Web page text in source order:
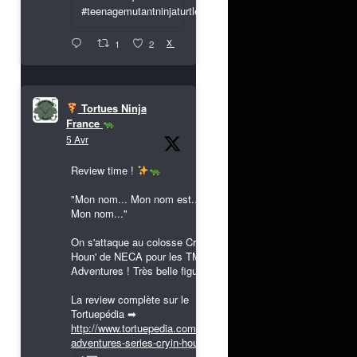
#teenagemutantninjaturtles
1 2 X
Tortues Ninja
France
5 Avr
Review time !
"Mon nom... Mon nom est...
Mon nom..."
On s'attaque au colosse Cryin'
Houn' de NECA pour les TMNT
Adventures ! Très belle figurine !
La review complète sur le
Tortuepédia ➡
http://www.tortuepedia.com/tmnt-
adventures-series-cryin-houn...